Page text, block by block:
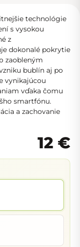
technológie
s vysokou
z
dokonalé pokrytie
zaobleným
bublín aj po
vynikajúcou
vďaka čomu
smartfónu.
a zachovanie
12 €